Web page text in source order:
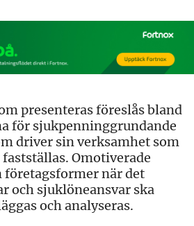
presenteras föreslås bland
för sjukpenninggrundande
driver sin verksamhet som
Omotiverade
när det
och sjuklöneansvar ska
och analyseras.